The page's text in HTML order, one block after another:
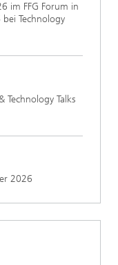
im FFG Forum in
Technology
Technology Talks
2026